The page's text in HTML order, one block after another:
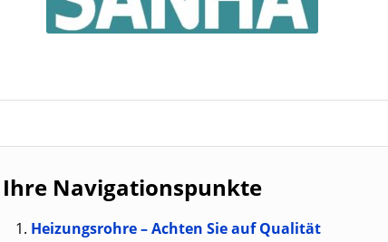
Ihre Navigationspunkte
Heizungsrohre – Achten Sie auf Qualität